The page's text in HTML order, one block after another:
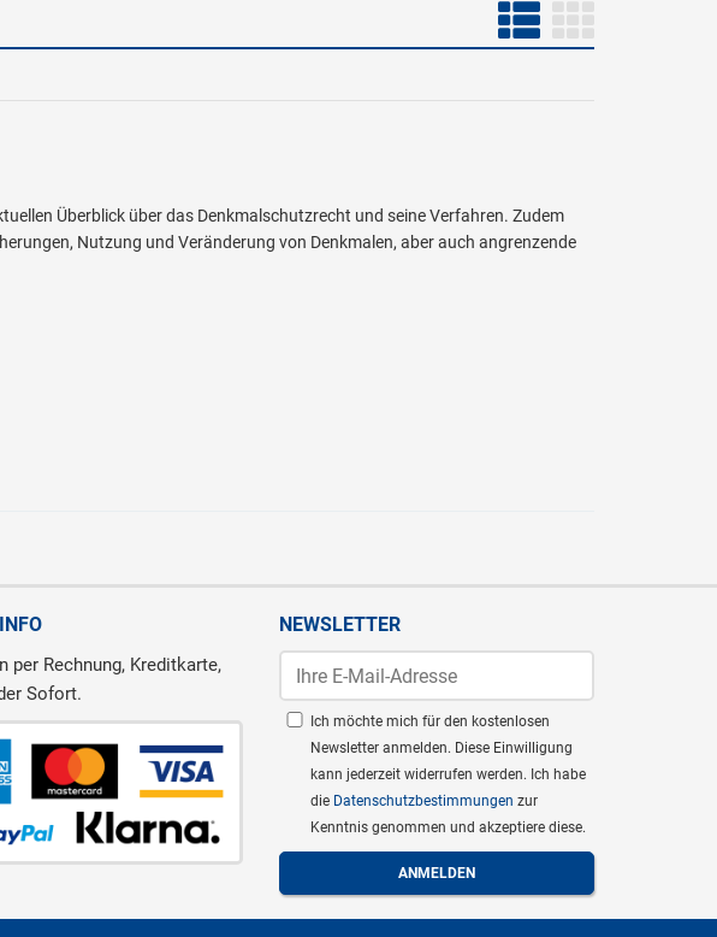
Überblick über das Denkmalschutzrecht und seine Verfahren. Zudem
Nutzung und Veränderung von Denkmalen, aber auch angrenzende
per Rechnung, Kreditkarte,
Sofort.
NEWSLETTER
Ich möchte mich für den kostenlosen
Newsletter anmelden. Diese Einwilligung
kann jederzeit widerrufen werden. Ich habe
die Datenschutzbestimmungen zur
Kenntnis genommen und akzeptiere diese.